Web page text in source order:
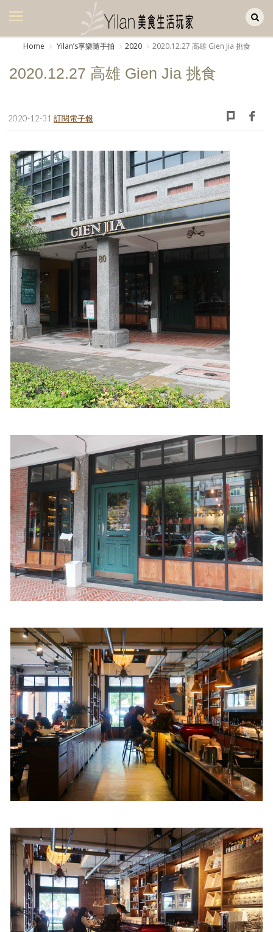
美食集
生活風
書房集
日記簿
餐桌週記
享樂隨手拍
照相簿
影音區
創意出版服務
歷史區
關於Yilan
個人著作
活動實況記錄
媒體報導一覽
合作與代言
訂閱電子報
Home Yilanʼs享樂隨手拍 2020 2020.12.27 高雄 Gien Jia 挑食
2020.12.27 高雄 Gien Jia 挑食
2020-12-31 訂閱電子報